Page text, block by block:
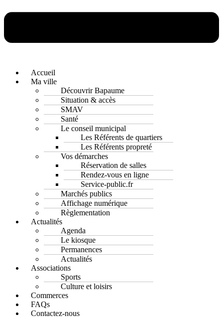
Accueil
Ma ville
Découvrir Bapaume
Situation & accès
SMAV
Santé
Le conseil municipal
Les Référents de quartiers
Les Référents propreté
Vos démarches
Réservation de salles
Rendez-vous en ligne
Service-public.fr
Marchés publics
Affichage numérique
Règlementation
Actualités
Agenda
Le kiosque
Permanences
Actualités
Associations
Sports
Culture et loisirs
Commerces
FAQs
Contactez-nous